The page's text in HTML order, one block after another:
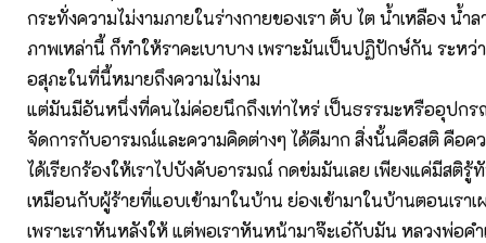
กระทั่งความไม่งามภายในร่างกายของเรา ตับ ไต น้ำเหลือง น้ำ
ภาพเหล่านี้ ก็ทำให้ราคะเบาบาง เพราะมันเป็นปฏิปักษ์กัน ระหว่
อสุภะในที่นี้หมายถึงความไม่งาม
แต่มันมีอันหนึ่งที่คนไม่ค่อยนึกถึงเท่าไหร่ เป็นธรรมะหรืออุปก
จัดการกับอารมณ์และความคิดต่างๆ ได้ดีมาก สิ่งนั้นคือสติ คือค
ได้เรียกร้องให้เราไปบังคับอารมณ์ กดข่มมันเลย เพียงแค่มีสติรู้
เหมือนกับผู้ร้ายที่แอบเข้ามาในบ้าน ย่องเข้ามาในบ้านตอนเราเ
เพราะเราหันหลังให้ แต่พอเราหันหน้ามาจ๊ะเอ๋กับมัน หลวงพ่อค